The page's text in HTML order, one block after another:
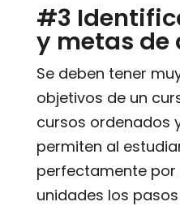
#3
y metas de
Se deben tener
objetivos de un
cursos ordenados
permiten al
perfectamente por
unidades los